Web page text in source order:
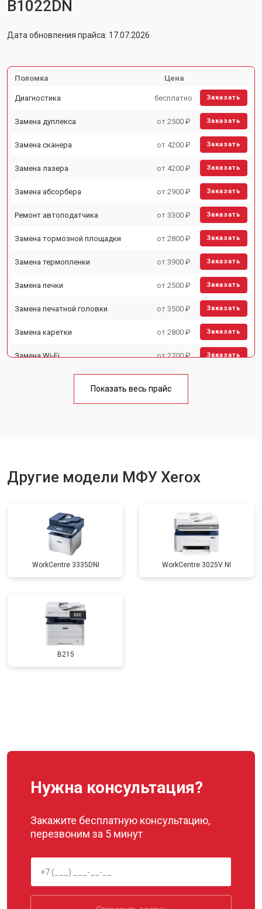
B1022DN
Дата обновления прайса: 17.07.2026
Поломка Цена
Диагностика бесплатно Заказать
Замена дуплекса от 2500 ₽ Заказать
Замена сканера от 4200 ₽ Заказать
Замена лазера от 4200 ₽ Заказать
Замена абсорбера от 2900 ₽ Заказать
Ремонт автоподатчика от 3300 ₽ Заказать
Замена тормозной площадки от 2800 ₽ Заказать
Замена термопленки от 3900 ₽ Заказать
Замена печки от 2500 ₽ Заказать
Замена печатной головки от 3500 ₽ Заказать
Замена каретки от 2800 ₽ Заказать
Замена Wi-Fi от 2700 ₽ Заказать
от 3500 ₽
Показать весь прайс
Другие модели МФУ Xerox
WorkCentre 3335DNI WorkCentre 3025V NI
B215
Нужна консультация?
Закажите бесплатную консультацию,
перезвоним за 5 минут